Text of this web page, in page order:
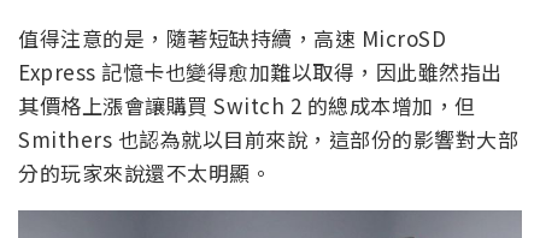
值得注意的是，隨著短缺持續，高速 MicroSD
Express 記憶卡也變得愈加難以取得，因此雖然指出
其價格上漲會讓購買 Switch 2 的總成本增加，但
Smithers 也認為就以目前來說，這部份的影響對大部
分的玩家來說還不太明顯。